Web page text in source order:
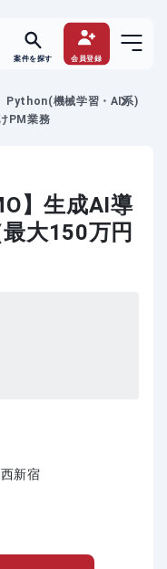
案件を探す 会員登録
Python(機械学習・AI系)
PM業務
】生成AI導
大150万円
新宿